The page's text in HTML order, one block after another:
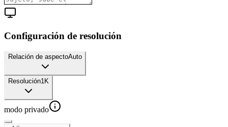
Configuración de resolución
Relación de aspectoAuto
Resolución1K
modo privado